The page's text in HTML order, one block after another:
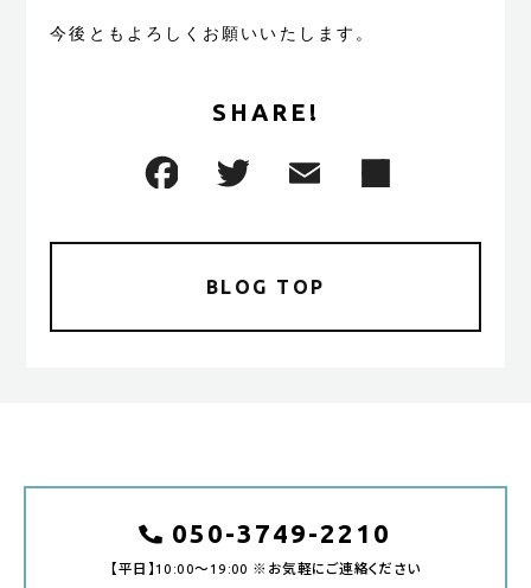
今後ともよろしくお願いいたします。
SHARE!
BLOG TOP
050-3749-2210
【平日】10:00～19:00 ※お気軽にご連絡ください